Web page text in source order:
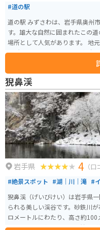
#道の駅
道の駅 みずさわは、岩手県奥州
す。雄大な自然に囲まれたこの
場所として人気があります。 地元で採れた新鮮な野菜や果物が並ぶ農産物直
売所は、道の駅 みずさわの魅力
て、多くの観光客で賑わいます
を使ったおにぎりや、地元産の
楽しめるのも魅力です。 バイクで訪れる際には、道の駅 みずさわは休憩場所
としても最適です。駐車場も広
休むことができます。周辺には
を感じさせる平泉などの観光ス
してもおすすめです。
猊鼻渓
岩手県 4 （口
#絶景スポット #湖｜川｜滝 #
猊鼻渓（げいびけい）は岩手県
られる美しい渓谷です。砂鉄川
ロメートルにわたり、高さ約
す。猊鼻渓の名物として、船頭